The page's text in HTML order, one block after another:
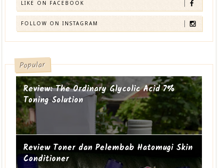
LIKE ON FACEBOOK
FOLLOW ON INSTAGRAM
Popular
Review: The Ordinary Glycolic Acid 7%
Toning Solution
Review Toner dan Pelembab Hatomugi Skin
Conditioner